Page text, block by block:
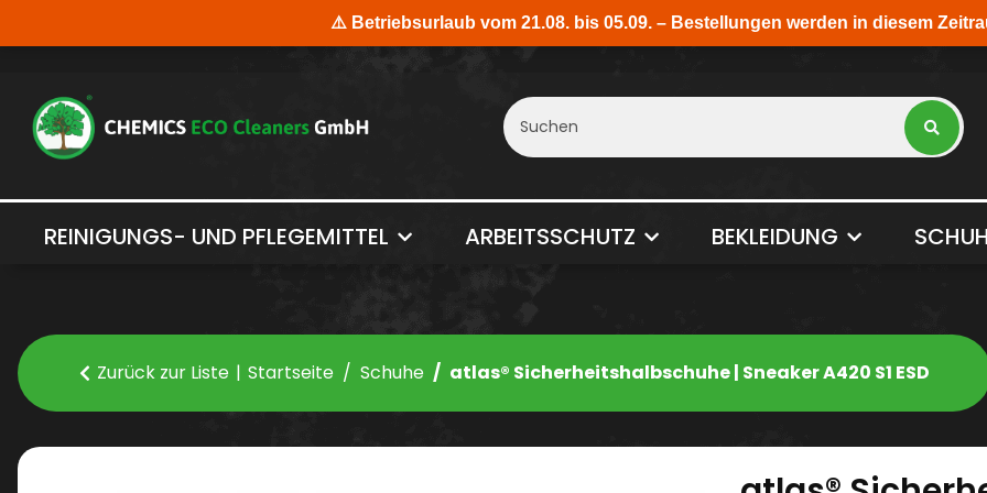
REINIGUNGS- UND PFLEGEMITTEL ARBEITSSCHUTZ BEKLEIDUNG
Zurück zur Liste Startseite Schuhe atlas® Sicherheitshalbschuhe | Sneaker A420 S1 ESD